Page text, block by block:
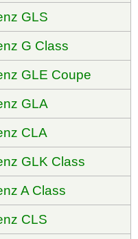
GLS
G Class
GLE Coupe
GLA
CLA
GLK Class
A Class
CLS